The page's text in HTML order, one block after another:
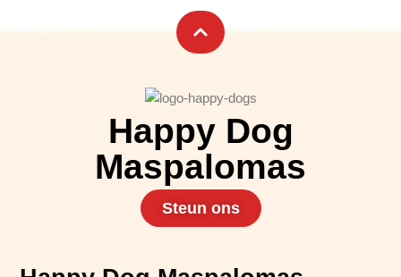
Happy Dog
Maspalomas
Steun ons